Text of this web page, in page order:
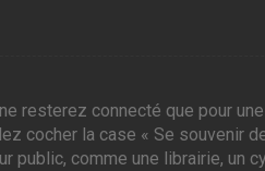
resterez connecté que pour
cocher la case « Se souvenir
public, comme une librairie, un